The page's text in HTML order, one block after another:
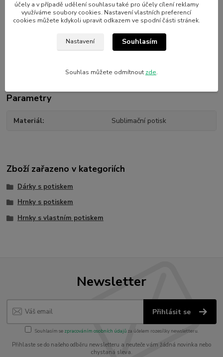
2) V souhrnu zboží v procesu objednávky přiložíte k hrníčku
přílohu, kterou chcete natisknout
3) Do poznámky nám případně specifikujte rozměry, zda má být
potisk do ztracena a podobně.
Parametry
Materiál Sublimační potisk
Zboží zařazeno v kategoriích
Dárky s potiskem
Hrnky s potiskem
Hrnky s vlastním potiskem
Newsletter
Přihlásit se
Souhlasím se zpracováním osobních údajůza účelem rozesílky newsletteru.
Přihlaste se do našeho odběru newsletteru a neuteče vám žádná novinka nebo
chystaná sleva.
účely a v případě udělení souhlasu také pro účely cílení reklamy
využíváme soubory cookies. Nastavení vlastních preferencí
cookies můžete kdykoli upravit odkazem ve spodní části stránek.
Nastavení Souhlasím
Souhlas můžete odmítnout zde.